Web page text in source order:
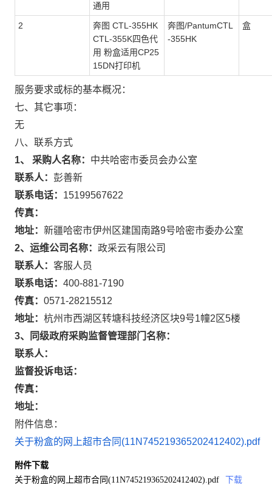
通用
2
奔图 CTL-355HK
CTL-355K四色代
用 粉盒适用CP25
15DN打印机
奔图/PantumCTL
-355HK
盒
服务要求或标的基本概况：
七、其它事项：
无
八、联系方式
1、 采购人名称： 中共哈密市委员会办公室
联系人： 彭善新
联系电话： 15199567622
传真：
地址： 新疆哈密市伊州区建国南路9号哈密市委办公室
2、运维公司名称： 政采云有限公司
联系人： 客服人员
联系电话： 400-881-7190
传真： 0571-28215512
地址： 杭州市西湖区转塘科技经济区块9号1幢2区5楼
3、同级政府采购监督管理部门名称：
联系人：
监督投诉电话：
传真：
地址：
附件信息：
关于粉盒的网上超市合同(11N745219365202412402).pdf
附件下载
关于粉盒的网上超市合同(11N745219365202412402).pdf
下载